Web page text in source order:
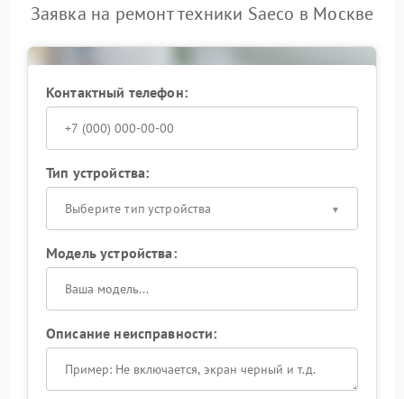
Заявка на ремонт техники Saeco в Москве
Контактный телефон:
Тип устройства:
Выберите тип устройства
Модель устройства:
Описание неисправности: